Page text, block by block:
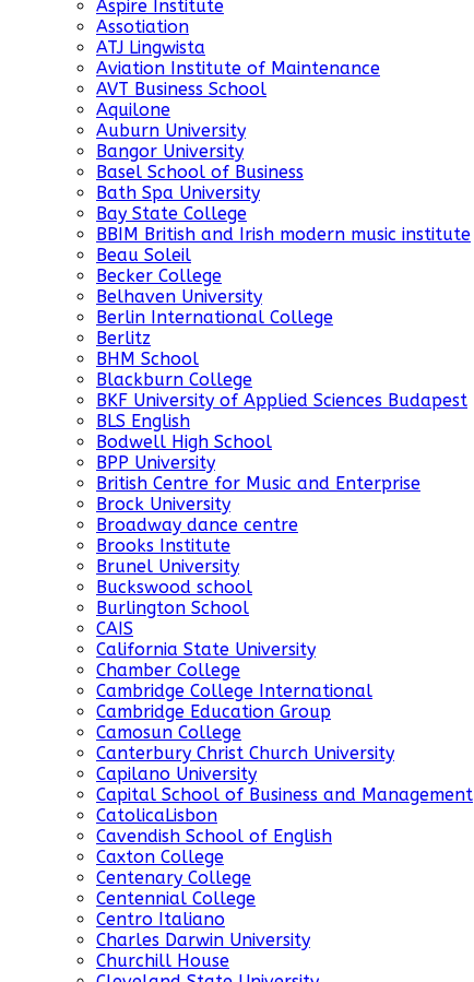
Aspire Institute
Assotiation
ATJ Lingwista
Aviation Institute of Maintenance
AVT Business School
Aquilone
Auburn University
Bangor University
Basel School of Business
Bath Spa University
Bay State College
BBIM British and Irish modern music institute
Beau Soleil
Becker College
Belhaven University
Berlin International College
Berlitz
BHM School
Blackburn College
BKF University of Applied Sciences Budapest
BLS English
Bodwell High School
BPP University
British Centre for Music and Enterprise
Brock University
Broadway dance centre
Brooks Institute
Brunel University
Buckswood school
Burlington School
CAIS
California State University
Chamber College
Cambridge College International
Cambridge Education Group
Camosun College
Canterbury Christ Church University
Capilano University
Capital School of Business and Management
CatolicaLisbon
Cavendish School of English
Caxton College
Centenary College
Centennial College
Centro Italiano
Charles Darwin University
Churchill House